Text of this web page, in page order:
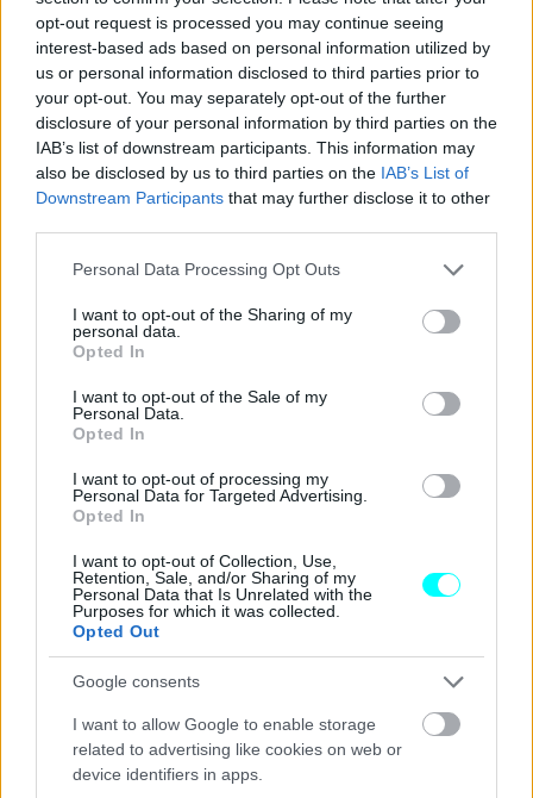
opt-out request is processed you may continue seeing
interest-based ads based on personal information utilized by
us or personal information disclosed to third parties prior to
your opt-out. You may separately opt-out of the further
disclosure of your personal information by third parties on the
IAB’s list of downstream participants. This information may
also be disclosed by us to third parties on the IAB’s List of
Downstream Participants that may further disclose it to other
Please note that this website/app uses one or more Google
not limited to your visit or usage behaviour. You may click to
grant or deny consent to Google and its third-party tags to
use your data for below specified purposes in below Google
consent section.
Personal Data Processing Opt Outs
I want to opt-out of the Sharing of my
personal data.
Opted In
I want to opt-out of the Sale of my
Personal Data.
Opted In
I want to opt-out of processing my
Personal Data for Targeted Advertising.
Opted In
I want to opt-out of Collection, Use,
Retention, Sale, and/or Sharing of my
Personal Data that Is Unrelated with the
Purposes for which it was collected.
Opted Out
Google consents
I want to allow Google to enable storage
related to advertising like cookies on web or
device identifiers in apps.
Στα αμιγώς ηλεκτρικά αυτοκίνητα,πολύ καλά τα
πηγαίνει το Volvo EX30
ήπειρό μας.
Με βάση πάντα τα επίσημα στοιχεία των πωλήσεων του Α’
Εξαμήνου στην Ευρώπη,το EX30 έχει καταφέρει να
σημειώσει 36.980 πωλήσεις και να βρίσκεται στην 3η
θέση των ταξινομήσεωντων αμιγώς ηλεκτρικών
μοντέλων, πίσω μόνο από το Tesla Model Y (πρώτο με
101.181 πωλήσεις) και το Tesla Model 3 (δεύτερο με
58.400 πωλήσεις).